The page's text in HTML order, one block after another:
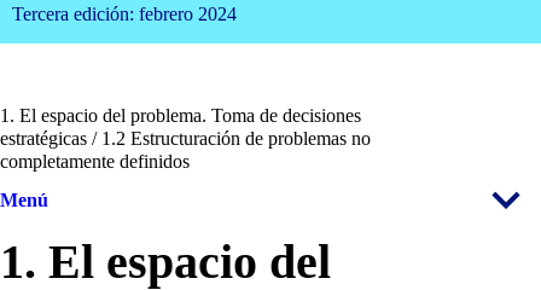
Tercera edición: febrero 2024
1. El espacio del problema. Toma de decisiones
estratégicas / 1.2 Estructuración de problemas no
completamente definidos
Menú
1. El espacio del